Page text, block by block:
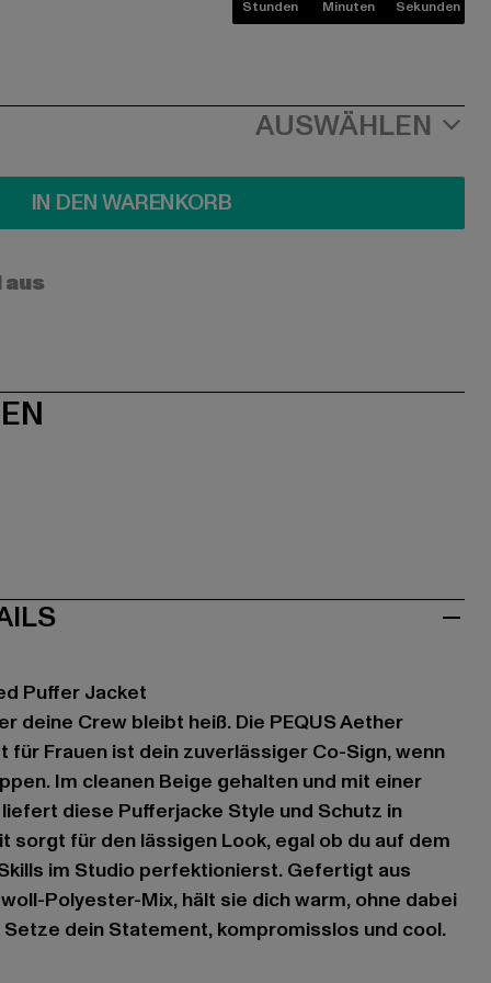
Stunden Minuten Sekunden
AUSWÄHLEN
IN DEN WARENKORB
Puffer Jacket
deine Crew bleibt heiß. Die PEQUS Aether
für Frauen ist dein zuverlässiger Co-Sign, wenn
Im cleanen Beige gehalten und mit einer
diese Pufferjacke Style und Schutz in
sorgt für den lässigen Look, egal ob du auf dem
im Studio perfektionierst. Gefertigt aus
Polyester-Mix, hält sie dich warm, ohne dabei
Setze dein Statement, kompromisslos und cool.